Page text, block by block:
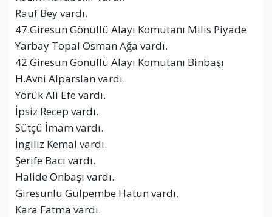
Rauf Bey vardı.
47.Giresun Gönüllü Alayı Komutanı Milis Piyade
Yarbay Topal Osman Ağa vardı.
42.Giresun Gönüllü Alayı Komutanı Binbaşı
H.Avni Alparslan vardı.
Yörük Ali Efe vardı.
İpsiz Recep vardı.
Sütçü İmam vardı.
İngiliz Kemal vardı.
Şerife Bacı vardı.
Halide Onbaşı vardı.
Giresunlu Gülpembe Hatun vardı.
Kara Fatma vardı.